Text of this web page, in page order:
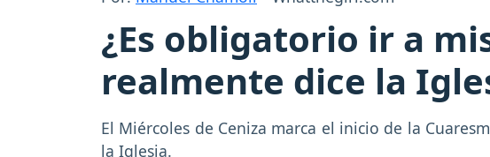
¿Es obligatorio ir a
realmente dice la
El Miércoles de Ceniza marca el inicio de la
la Iglesia.